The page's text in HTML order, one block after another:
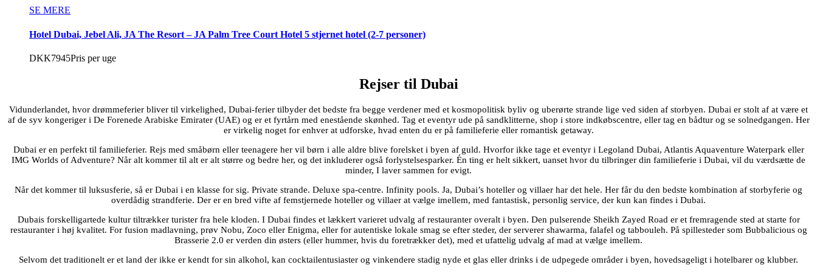
SE MERE
Hotel Dubai, Jebel Ali, JA The Resort – JA Palm Tree Court Hotel 5 stjernet hotel (2-7 personer)
DKK7945Pris per uge
Rejser til Dubai
Vidunderlandet, hvor drømmeferier bliver til virkelighed, Dubai-ferier tilbyder det bedste fra begge verdener med et kosmopolitisk byliv og uberørte strande lige ved siden af storbyen. Dubai er stolt af at være et
af de syv kongeriger i De Forenede Arabiske Emirater (UAE) og er et fyrtårn med enestående skønhed. Tag et eventyr ude på sandklitterne, shop i store indkøbscentre, eller tag en bådtur og se solnedgangen. Her
er virkelig noget for enhver at udforske, hvad enten du er på familieferie eller romantisk getaway.
Dubai er en perfekt til familieferier. Rejs med småbørn eller teenagere her vil børn i alle aldre blive forelsket i byen af guld. Hvorfor ikke tage et eventyr i Legoland Dubai, Atlantis Aquaventure Waterpark eller
IMG Worlds of Adventure? Når alt kommer til alt er alt større og bedre her, og det inkluderer også forlystelsesparker. Én ting er helt sikkert, uanset hvor du tilbringer din familieferie i Dubai, vil du værdsætte de
minder, I laver sammen for evigt.
Når det kommer til luksusferie, så er Dubai i en klasse for sig. Private strande. Deluxe spa-centre. Infinity pools. Ja, Dubai’s hoteller og villaer har det hele. Her får du den bedste kombination af storbyferie og
overdådig strandferie. Der er en bred vifte af femstjernede hoteller og villaer at vælge imellem, med fantastisk, personlig service, der kun kan findes i Dubai.
Dubais forskelligartede kultur tiltrækker turister fra hele kloden. I Dubai findes et lækkert varieret udvalg af restauranter overalt i byen. Den pulserende Sheikh Zayed Road er et fremragende sted at starte for
restauranter i høj kvalitet. For fusion madlavning, prøv Nobu, Zoco eller Enigma, eller for autentiske lokale smag se efter steder, der serverer shawarma, falafel og tabbouleh. På spillesteder som Bubbalicious og
Brasserie 2.0 er verden din østers (eller hummer, hvis du foretrækker det), med et ufattelig udvalg af mad at vælge imellem.
Selvom det traditionelt er et land der ikke er kendt for sin alkohol, kan cocktailentusiaster og vinkendere stadig nyde et glas eller drinks i de udpegede områder i byen, hovedsageligt i hotelbarer og klubber.